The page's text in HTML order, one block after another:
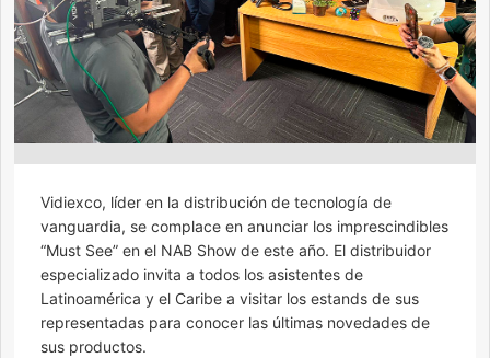
Vidiexco, líder en la distribución de tecnología de
vanguardia, se complace en anunciar los imprescindibles
“Must See” en el NAB Show de este año. El distribuidor
especializado invita a todos los asistentes de
Latinoamérica y el Caribe a visitar los estands de sus
representadas para conocer las últimas novedades de
sus productos.